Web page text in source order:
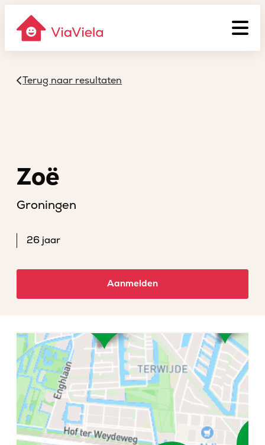
Terug naar resultaten
Zoë
Groningen
26 jaar
Aanmelden